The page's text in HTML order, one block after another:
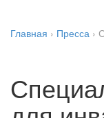
Главная › Пресса ›